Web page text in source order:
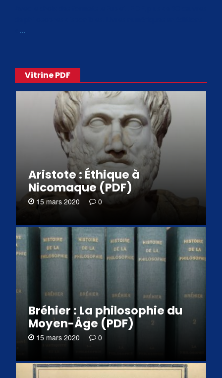
…
Vitrine PDF
Aristote : Éthique à
Nicomaque (PDF)
15 mars 2020 0
Bréhier : La philosophie du
Moyen-Âge (PDF)
15 mars 2020 0